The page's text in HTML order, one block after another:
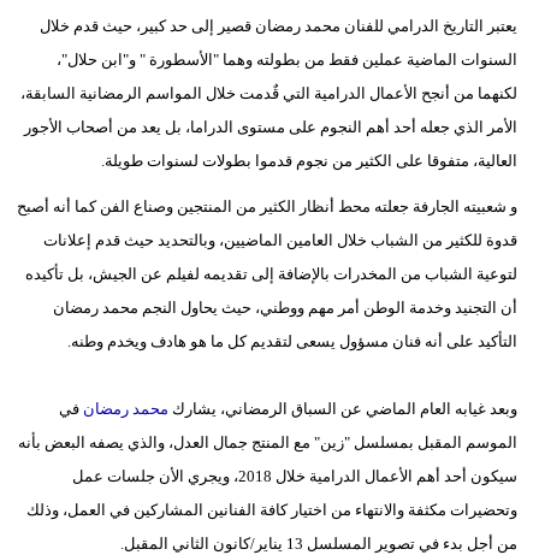
يعتبر التاريخ الدرامي للفنان محمد رمضان قصير إلى حد كبير، حيث قدم خلال
السنوات الماضية عملين فقط من بطولته وهما "الأسطورة " و"ابن حلال"،
لكنهما من أنجح الأعمال الدرامية التي قٌدمت خلال المواسم الرمضانية السابقة،
الأمر الذي جعله أحد أهم النجوم على مستوى الدراما، بل يعد من أصحاب الأجور
العالية، متفوقا على الكثير من نجوم قدموا بطولات لسنوات طويلة.
و شعبيته الجارفة جعلته محط أنظار الكثير من المنتجين وصناع الفن كما أنه أصبح
قدوة للكثير من الشباب خلال العامين الماضيين، وبالتحديد حيث قدم إعلانات
لتوعية الشباب من المخدرات بالإضافة إلى تقديمه لفيلم عن الجيش، بل تأكيده
أن التجنيد وخدمة الوطن أمر مهم ووطني، حيث يحاول النجم محمد رمضان
التأكيد على أنه فنان مسؤول يسعى لتقديم كل ما هو هادف ويخدم وطنه.
وبعد غيابه العام الماضي عن السباق الرمضاني، يشارك محمد رمضانفي
الموسم المقبل بمسلسل "زين" مع المنتج جمال العدل، والذي يصفه البعض بأنه
سيكون أحد أهم الأعمال الدرامية خلال 2018، ويجري الأن جلسات عمل
وتحضيرات مكثفة والانتهاء من اختيار كافة الفنانين المشاركين في العمل، وذلك
من أجل بدء في تصوير المسلسل 13 يناير/كانون الثاني المقبل.